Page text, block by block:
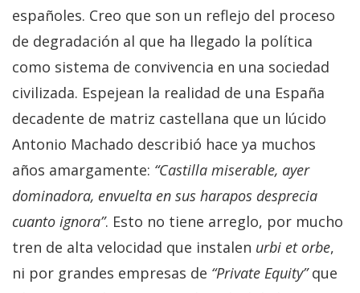
españoles. Creo que son un reflejo del proceso
de degradación al que ha llegado la política
como sistema de convivencia en una sociedad
civilizada. Espejean la realidad de una España
decadente de matriz castellana que un lúcido
Antonio Machado describió hace ya muchos
años amargamente: “Castilla miserable, ayer
dominadora, envuelta en sus harapos desprecia
cuanto ignora”. Esto no tiene arreglo, por mucho
tren de alta velocidad que instalen urbi et orbe,
ni por grandes empresas de “Private Equity”que